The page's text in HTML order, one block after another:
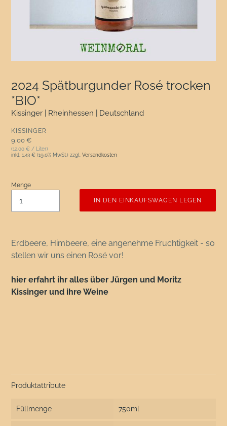
2024 Spätburgunder Rosé trocken
*BIO*
Kissinger | Rheinhessen | Deutschland
VERKÄUFER
KISSINGER
Normaler Preis
9,00 €
(12,00 € / Liter)
inkl. 1,43 € (19.0% MwSt.) zzgl. Versandkosten
Menge
IN DEN EINKAUFSWAGEN LEGEN
Erdbeere, Himbeere, eine angenehme Fruchtigkeit - so
stellen wir uns einen Rosé vor!
hier erfahrt ihr alles über Jürgen und Moritz
Kissinger und ihre Weine
Produktattribute
Füllmenge 750ml